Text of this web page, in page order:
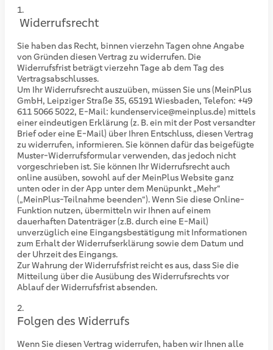
Widerrufsrecht
Sie haben das Recht, binnen vierzehn Tagen ohne Angabe
von Gründen diesen Vertrag zu widerrufen. Die
Widerrufsfrist beträgt vierzehn Tage ab dem Tag des
Vertragsabschlusses.
Um Ihr Widerrufsrecht auszuüben, müssen Sie uns (MeinPlus
GmbH, Leipziger Straße 35, 65191 Wiesbaden, Telefon: +49
611 5066 5022, E-Mail: kundenservice@meinplus.de) mittels
einer eindeutigen Erklärung (z. B. ein mit der Post versandter
Brief oder eine E-Mail) über Ihren Entschluss, diesen Vertrag
zu widerrufen, informieren. Sie können dafür das beigefügte
Muster-Widerrufsformular verwenden, das jedoch nicht
vorgeschrieben ist. Sie können Ihr Widerrufsrecht auch
online ausüben, sowohl auf der MeinPlus Website ganz
unten oder in der App unter dem Menüpunkt „Mehr“
(„MeinPlus-Teilnahme beenden“). Wenn Sie diese Online-
Funktion nutzen, übermitteln wir Ihnen auf einem
dauerhaften Datenträger (z.B. durch eine E-Mail)
unverzüglich eine Eingangsbestätigung mit Informationen
zum Erhalt der Widerrufserklärung sowie dem Datum und
der Uhrzeit des Eingangs.
Zur Wahrung der Widerrufsfrist reicht es aus, dass Sie die
Mitteilung über die Ausübung des Widerrufsrechts vor
Ablauf der Widerrufsfrist absenden.
Folgen des Widerrufs
Wenn Sie diesen Vertrag widerrufen, haben wir Ihnen alle